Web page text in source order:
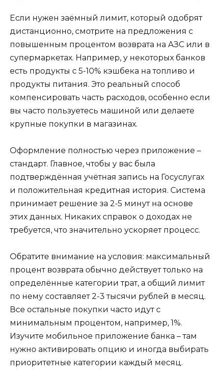
Если нужен заёмный лимит, который одобрят
дистанционно, смотрите на предложения с
повышенным процентом возврата на АЗС или в
супермаркетах. Например, у некоторых банков
есть продукты с 5-10% кэшбека на топливо и
продукты питания. Это реальный способ
компенсировать часть расходов, особенно если
вы часто пользуетесь машиной или делаете
крупные покупки в магазинах.
Оформление полностью через приложение –
стандарт. Главное, чтобы у вас была
подтверждённая учётная запись на Госуслугах
и положительная кредитная история. Система
принимает решение за 2-5 минут на основе
этих данных. Никаких справок о доходах не
требуется, что значительно ускоряет процесс.
Обратите внимание на условия: максимальный
процент возврата обычно действует только на
определённые категории трат, а общий лимит
по нему составляет 2-3 тысячи рублей в месяц.
Все остальные покупки часто идут с
минимальным процентом, например, 1%.
Изучите мобильное приложение банка – там
нужно активировать опцию и иногда выбирать
приоритетные категории каждый месяц.